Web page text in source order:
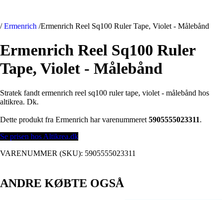
/ Ermenrich /Ermenrich Reel Sq100 Ruler Tape, Violet - Målebånd
Ermenrich Reel Sq100 Ruler
Tape, Violet - Målebånd
Stratek fandt ermenrich reel sq100 ruler tape, violet - målebånd hos
altikrea. Dk.
Dette produkt fra Ermenrich har varenummeret 5905555023311.
Se prisen hos Altikrea.dk
VARENUMMER (SKU): 5905555023311
ANDRE KØBTE OGSÅ